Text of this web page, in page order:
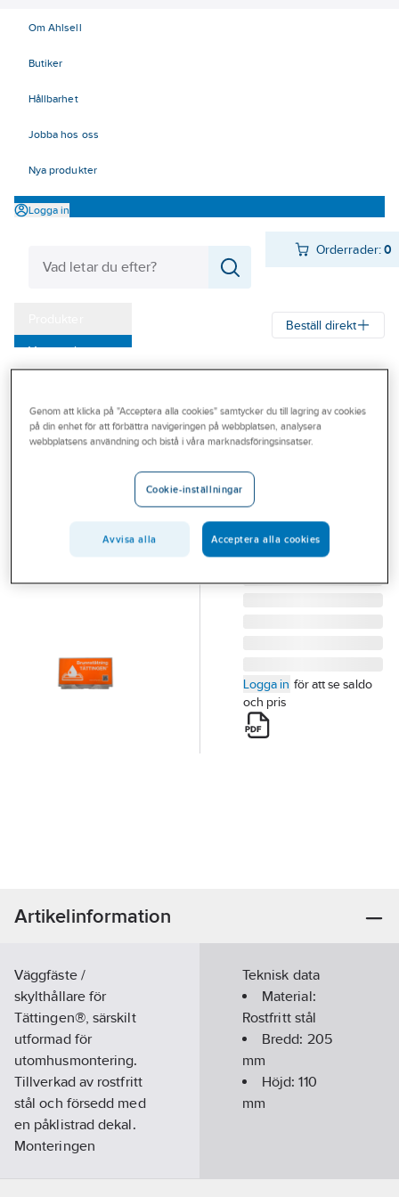
Om Ahlsell
Butiker
Hållbarhet
Jobba hos oss
Nya produkter
Logga in
Orderrader:0
Varumärken
Outlet
Branscher
Beställ direkt
SPILLIFY
VÄGGFÄSTE / SKYLT
TILL TÄTTING
Lev. artikelnr: 5T-055
Logga in för att se saldo
och pris
Artikelinformation
Väggfäste /
skylthållare för
Tättingen®, särskilt
utformad för
utomhusmontering.
Tillverkad av rostfritt
stål och försedd med
en påklistrad dekal.
Monteringen
Teknisk data
Material:
Rostfritt stål
Bredd: 205
mm
Höjd:110
mm
Genom att klicka på "Acceptera alla cookies" samtycker du till lagring av cookies
på din enhet för att förbättra navigeringen på webbplatsen, analysera
webbplatsens användning och bistå i våra marknadsföringsinsatser.
Cookie-inställningar
Avvisa alla Acceptera alla cookies